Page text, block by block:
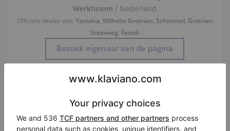
Werkhoven / Nederland
Officiële dealer van: Yamaha Wilhelm Grotrian Schimmel Grotrian
Steinweg Fazioli
Bezoek eigenaar van de pagina